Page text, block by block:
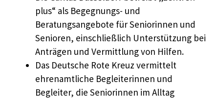
plus“ als Begegnungs- und
Beratungsangebote für Seniorinnen und
Senioren, einschließlich Unterstützung bei
Anträgen und Vermittlung von Hilfen.
Das Deutsche Rote Kreuz vermittelt
ehrenamtliche Begleiterinnen und
Begleiter, die Seniorinnen im Alltag